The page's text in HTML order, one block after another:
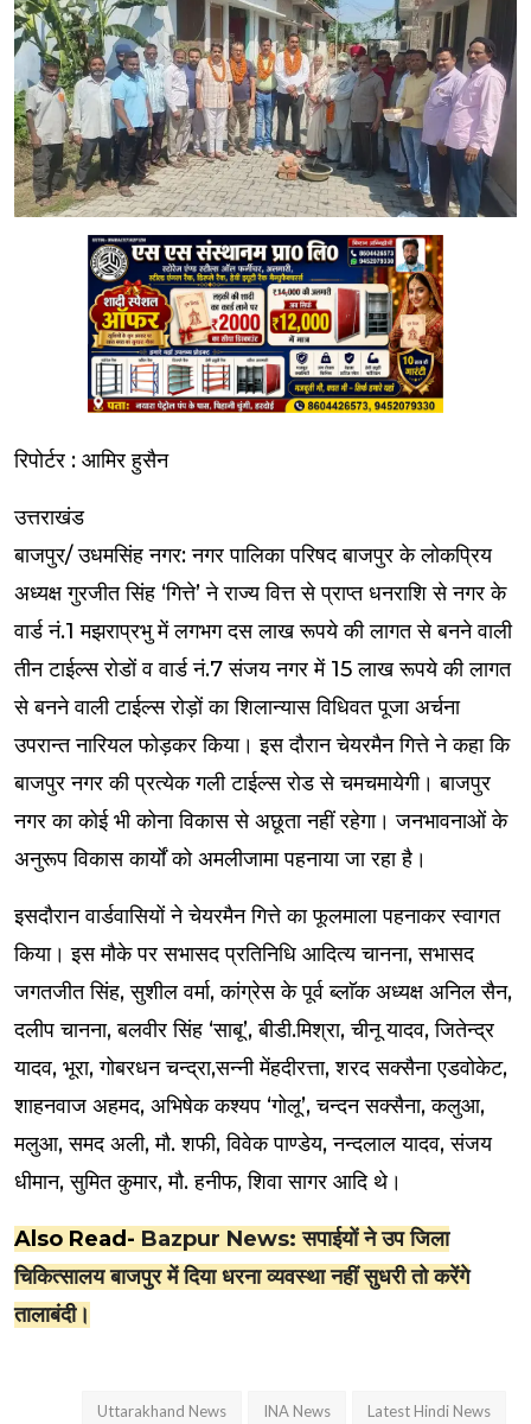
रिपोर्टर : आमिर हुसैन
उत्तराखंड
बाजपुर/ उधमसिंह नगर: नगर पालिका परिषद बाजपुर के लोकप्रिय
अध्यक्ष गुरजीत सिंह ‘गित्ते’ ने राज्य वित्त से प्राप्त धनराशि से नगर के
वार्ड नं.1 मझराप्रभु में लगभग दस लाख रूपये की लागत से बनने वाली
तीन टाईल्स रोडों व वार्ड नं.7 संजय नगर में 15 लाख रूपये की लागत
से बनने वाली टाईल्स रोड़ों का शिलान्यास विधिवत पूजा अर्चना
उपरान्त नारियल फोड़कर किया। इस दौरान चेयरमैन गित्ते ने कहा कि
बाजपुर नगर की प्रत्येक गली टाईल्स रोड से चमचमायेगी। बाजपुर
नगर का कोई भी कोना विकास से अछूता नहीं रहेगा। जनभावनाओं के
अनुरूप विकास कार्यों को अमलीजामा पहनाया जा रहा है।
इसदौरान वार्डवासियों ने चेयरमैन गित्ते का फूलमाला पहनाकर स्वागत
किया। इस मौके पर सभासद प्रतिनिधि आदित्य चानना, सभासद
जगतजीत सिंह, सुशील वर्मा, कांग्रेस के पूर्व ब्लाॅक अध्यक्ष अनिल सैन,
दलीप चानना, बलवीर सिंह ‘साबू’, बीडी.मिश्रा, चीनू यादव, जितेन्द्र
यादव, भूरा, गोबरधन चन्द्रा,सन्नी मेंहदीरत्ता, शरद सक्सैना एडवोकेट,
शाहनवाज अहमद, अभिषेक कश्यप ‘गोलू’, चन्दन सक्सैना, कलुआ,
मलुआ, समद अली, मौ. शफी, विवेक पाण्डेय, नन्दलाल यादव, संजय
धीमान, सुमित कुमार, मौ. हनीफ, शिवा सागर आदि थे।
Also Read- Bazpur News: सपाईयों ने उप जिला
चिकित्सालय बाजपुर में दिया धरना व्यवस्था नहीं सुधरी तो करेंगे
तालाबंदी।
Uttarakhand News INA News Latest Hindi News